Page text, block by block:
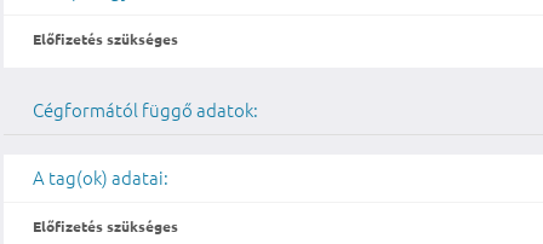
Előfizetés szükséges
Cégformától függő adatok:
A tag(ok) adatai:
Előfizetés szükséges